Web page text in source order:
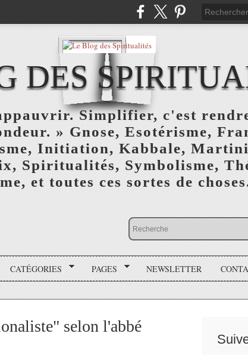
DES
Simplifier, c'est
» Gnose, Esotérisme,
Initiation, Kabbale,
Spiritualités, Symbolisme,
et toutes ces sortes de
CATÉGORIES PAGES NEWSLETTER
selon l'abbé